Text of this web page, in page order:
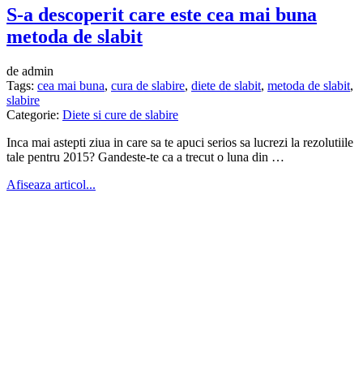
S-a descoperit care este cea mai buna
metoda de slabit
de admin
Tags: cea mai buna, cura de slabire, diete de slabit, metoda de slabit,
slabire
Categorie: Diete si cure de slabire
Inca mai astepti ziua in care sa te apuci serios sa lucrezi la rezolutiile
tale pentru 2015? Gandeste-te ca a trecut o luna din …
Afiseaza articol...